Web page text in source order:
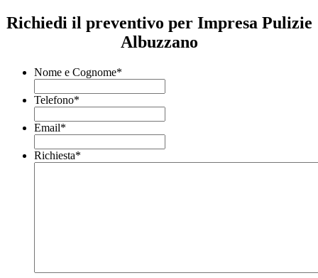
Richiedi il preventivo per Impresa Pulizie
Albuzzano
Nome e Cognome*
Telefono*
Email*
Richiesta*